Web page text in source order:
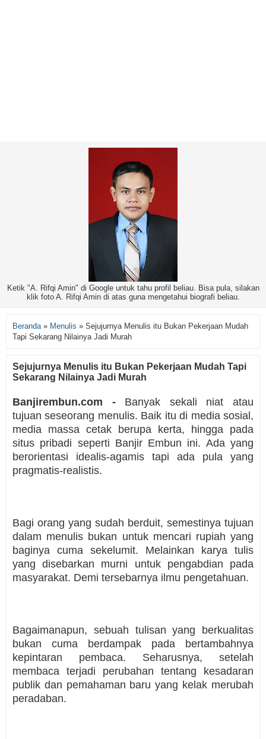
Ketik "A. Rifqi Amin" di Google untuk tahu profil beliau. Bisa pula, silakan
klik foto A. Rifqi Amin di atas guna mengetahui biografi beliau.
Beranda » Menulis » Sejujurnya Menulis itu Bukan Pekerjaan Mudah
Tapi Sekarang Nilainya Jadi Murah
Sejujurnya Menulis itu Bukan Pekerjaan Mudah Tapi
Sekarang Nilainya Jadi Murah
Banjirembun.com -Banyak sekali niat atau
tujuan seseorang menulis. Baik itu di media sosial,
media massa cetak berupa kerta, hingga pada
situs pribadi seperti Banjir Embun ini. Ada yang
berorientasi idealis-agamis tapi ada pula yang
pragmatis-realistis.
Bagi orang yang sudah berduit, semestinya tujuan
dalam menulis bukan untuk mencari rupiah yang
baginya cuma sekelumit. Melainkan karya tulis
yang disebarkan murni untuk pengabdian pada
masyarakat. Demi tersebarnya ilmu pengetahuan.
Bagaimanapun, sebuah tulisan yang berkualitas
bukan cuma berdampak pada bertambahnya
kepintaran pembaca. Seharusnya, setelah
membaca terjadi perubahan tentang kesadaran
publik dan pemahaman baru yang kelak merubah
peradaban.